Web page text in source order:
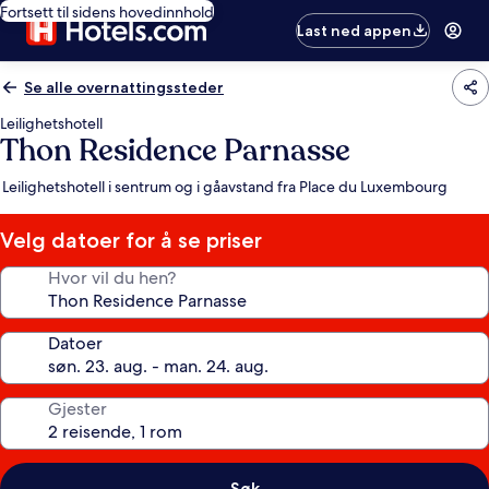
Fortsett til sidens hovedinnhold
Last ned appen
Se alle overnattingssteder
Leilighetshotell
Thon Residence Parnasse
Leilighetshotell i sentrum og i gåavstand fra Place du Luxembourg
Velg datoer for å se priser
Hvor vil du hen?
Datoer
Gjester